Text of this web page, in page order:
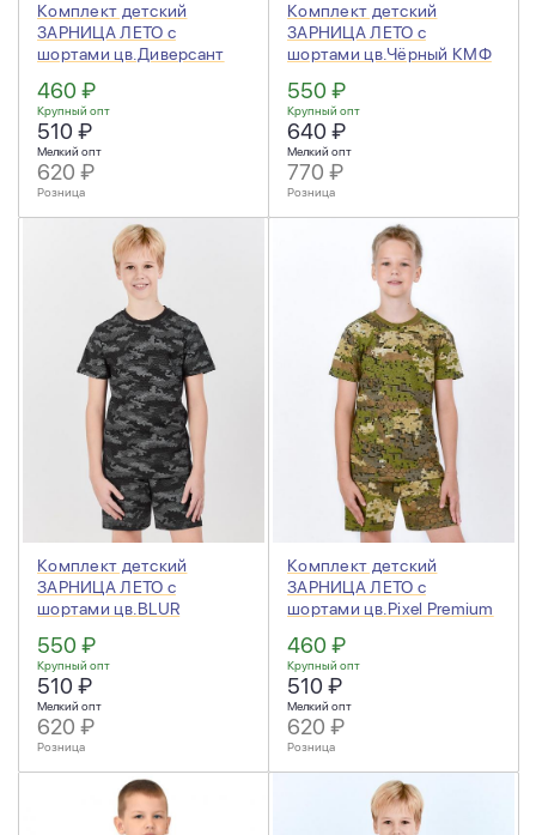
Комплект детский
ЗАРНИЦА ЛЕТО с
шортами цв.Диверсант
460 ₽
Крупный опт
510 ₽
Мелкий опт
620 ₽
Розница
Комплект детский
ЗАРНИЦА ЛЕТО с
шортами цв.Чёрный КМФ
550 ₽
Крупный опт
640 ₽
Мелкий опт
770 ₽
Розница
Комплект детский
ЗАРНИЦА ЛЕТО с
шортами цв.BLUR
550 ₽
Крупный опт
510 ₽
Мелкий опт
620 ₽
Розница
Комплект детский
ЗАРНИЦА ЛЕТО с
шортами цв.Pixel Premium
460 ₽
Крупный опт
510 ₽
Мелкий опт
620 ₽
Розница